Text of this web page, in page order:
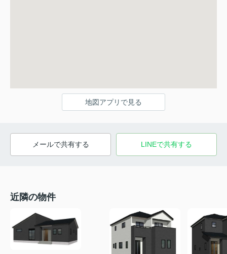
地図アプリで見る
メールで共有する LINEで共有する
近隣の物件